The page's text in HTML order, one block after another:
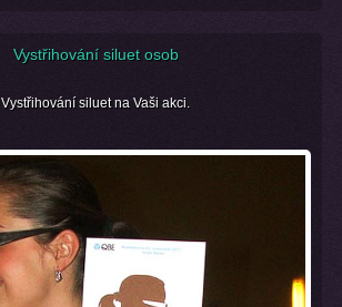
Vystřihování siluet osob
Vystřihování siluet na Vaši akci.